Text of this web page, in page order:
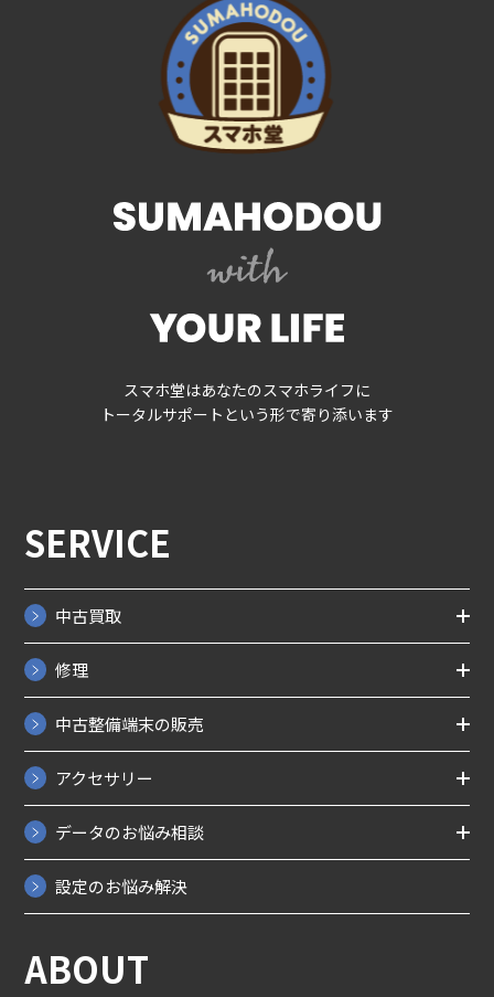
スマホ堂はあなたのスマホライフに
トータルサポートという形で寄り添います
ABOUT
SERVICE
中古買取
修理
中古整備端末の販売
アクセサリー
データのお悩み相談
設定のお悩み解決